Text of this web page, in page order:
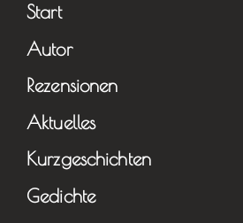
Start
Autor
Rezensionen
Aktuelles
Kurzgeschichten
Gedichte